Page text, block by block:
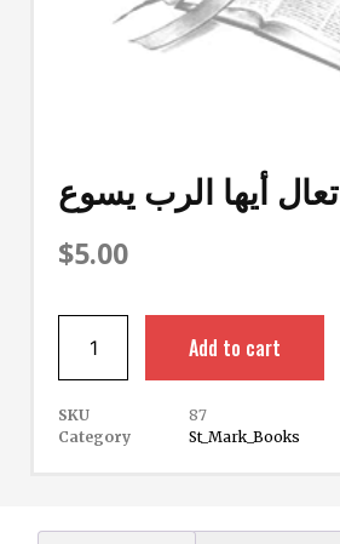
تعال أيها الرب يسوع
$5.00
Add to cart
SKU
87
Category
St_Mark_Books